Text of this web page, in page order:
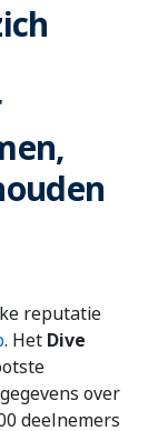
reputatie
. Het Dive
over
deelnemers